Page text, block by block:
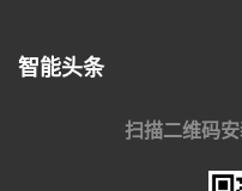
智能头条
扫描二维码